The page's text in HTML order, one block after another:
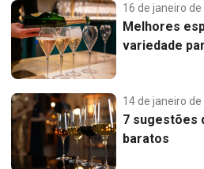
16 de janeiro de
Melhores
variedade
14 de janeiro de
7 sugestões
baratos